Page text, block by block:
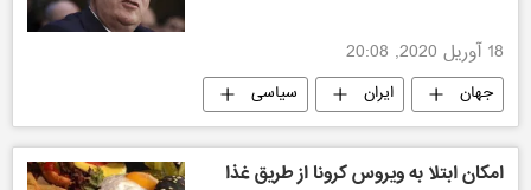
18 آوریل 2020, 20:08
جهان ایران
سیاسی
آمریکا
امکان ابتلا به ویروس کرونا از طریق غذا